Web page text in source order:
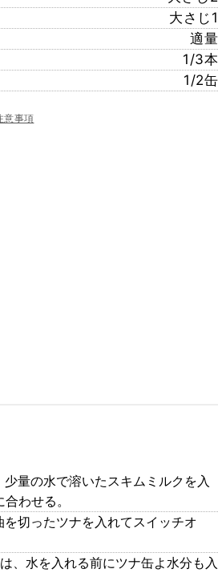
大さじ1
適量
1/3本
1/2缶
意事項
量の水で溶いたスキムミルクを入
わせる。
切ったツナを入れてスイッチオ
、水を入れる前にツナ缶よ水分も入